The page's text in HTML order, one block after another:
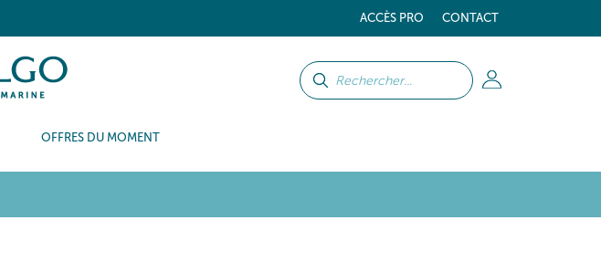
ACCÈS PRO CONTACT
OFFRES DU MOMENT